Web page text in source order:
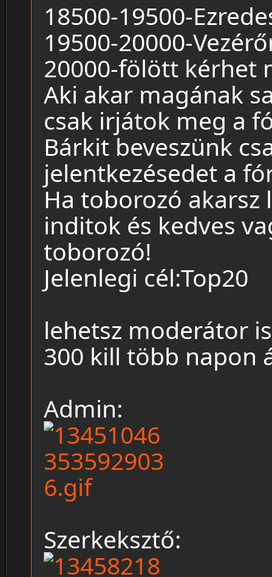
18500-19500-
19500-20000-
20000-fölött kérhet
Aki akar magának
csak irjátok meg a
Bárkit beveszünk
jelentkezésedet a
Ha toborozó akarsz
inditok és kedves
toborozó!
Jelenlegi cél:Top20
lehetsz moderátor
300 kill több napon
Admin:
Szerkeksztő: